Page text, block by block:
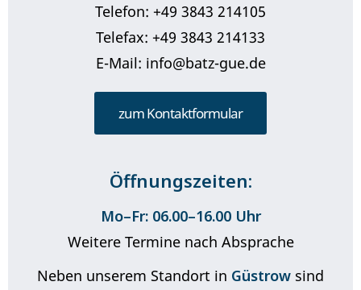
Telefon: +49 3843 214105
Telefax: +49 3843 214133
E-Mail: info@batz-gue.de
zum Kontaktformular
Öffnungszeiten:
Mo–Fr: 06.00–16.00 Uhr
Weitere Termine nach Absprache
Neben unserem Standort in Güstrow sind